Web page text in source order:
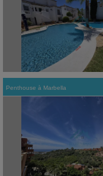
Penthouse à Marbella